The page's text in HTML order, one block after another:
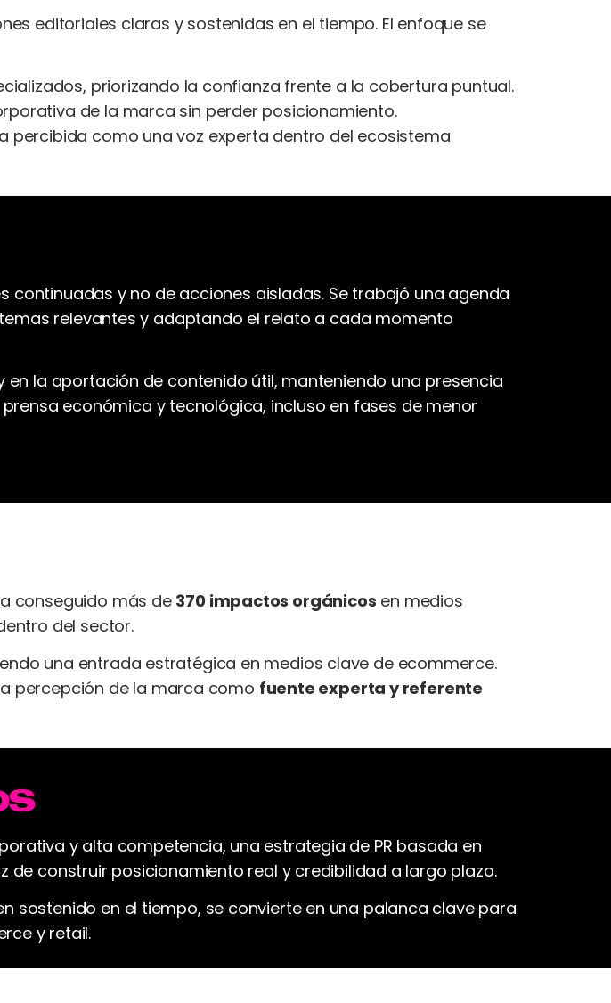
editoriales claras y sostenidas en el tiempo. El enfoque se
priorizando la confianza frente a la cobertura puntual.
de la marca sin perder posicionamiento.
como una voz experta dentro del ecosistema
continuadas y no de acciones aisladas. Se trabajó una agenda
relevantes y adaptando el relato a cada momento
la aportación de contenido útil, manteniendo una presencia
económica y tecnológica, incluso en fases de menor
conseguido más de 370 impactos orgánicos en medios
del sector.
una entrada estratégica en medios clave de ecommerce.
percepción de la marca como fuente experta y referente
y alta competencia, una estrategia de PR basada en
de construir posicionamiento real y credibilidad a largo plazo.
sostenido en el tiempo, se convierte en una palanca clave para
y retail.